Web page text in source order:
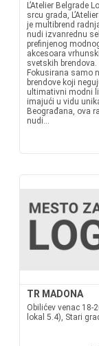
L’Atelier Belgrade
srcu grada,
je multibrend
nudi izvanrednu
prefinjenog
akcesoara
svetskih brendova.
Fokusirana samo
brendove koji
ultimativni modni
imajući u vidu
Beograđana, ova
nudi...
TR MADONA
Obilićev venac 18-
lokal 5.4), Stari